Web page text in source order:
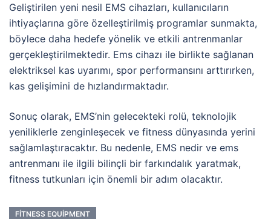
Geliştirilen yeni nesil EMS cihazları, kullanıcıların
ihtiyaçlarına göre özelleştirilmiş programlar sunmakta,
böylece daha hedefe yönelik ve etkili antrenmanlar
gerçekleştirilmektedir. Ems cihazı ile birlikte sağlanan
elektriksel kas uyarımı, spor performansını arttırırken,
kas gelişimini de hızlandırmaktadır.
Sonuç olarak, EMS’nin gelecekteki rolü, teknolojik
yeniliklerle zenginleşecek ve fitness dünyasında yerini
sağlamlaştıracaktır. Bu nedenle, EMS nedir ve ems
antrenmanı ile ilgili bilinçli bir farkındalık yaratmak,
fitness tutkunları için önemli bir adım olacaktır.
FITNESS EQUIPMENT